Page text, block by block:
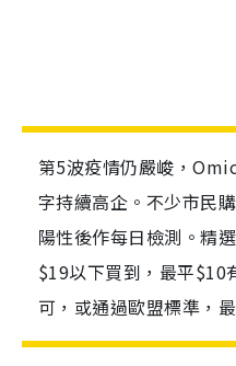
第5波疫情仍嚴峻，
字持續高企。不少市民
陽性後作每日檢測。精
$19以下買到，最平$10
可，或通過歐盟標準，